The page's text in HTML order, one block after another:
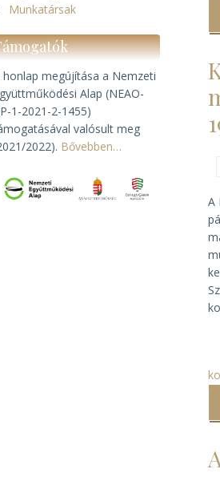
Munkatársak
honlap megújítása a Nemzeti
Alap (NEAO-
1-2021-2-1455)
valósult meg
2022). Bővebben…
A